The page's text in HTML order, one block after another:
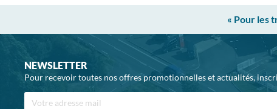
« Pour les
NEWSLETTER
Pour recevoir toutes nos offres promotionnelles et actualités,